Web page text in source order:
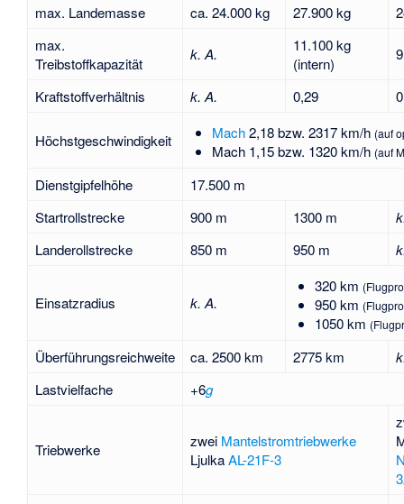
max. Landemasse
ca. 24.000 kg 27.900 kg
max.
Treibstoffkapazität
k. A.
11.100 kg
(intern)
Kraftstoffverhältnis k. A. 0,29
Höchstgeschwindigkeit Mach2,18 bzw. 2317 km/h (auf
Mach 1,15 bzw. 1320 km/h (auf
Dienstgipfelhöhe
17.500 m
Startrollstrecke
900 m 1300 m
Landerollstrecke
850 m 950 m
Einsatzradius k. A.
320 km
950 km
1050 km
Überführungsreichweite ca. 2500 km 2775 km
Lastvielfache
+6g
Triebwerke zwei Mantelstromtriebwerke
LjulkaAL-21F-3